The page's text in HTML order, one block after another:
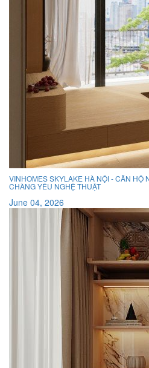
VINHOMES SKYLAKE HÀ NỘI - CĂN HỘ
CHÀNG YÊU NGHỆ THUẬT
June 04, 2026